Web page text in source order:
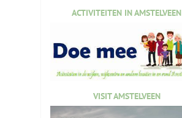
ACTIVITEITEN IN AMSTELVEEN
VISIT AMSTELVEEN